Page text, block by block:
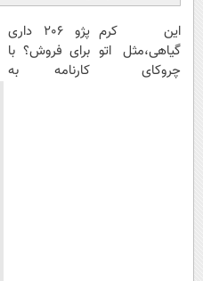
این کرم
گیاهی،مثل اتو
چروکای
پژو 206 داری
برای فروش؟ با
کارنامه به